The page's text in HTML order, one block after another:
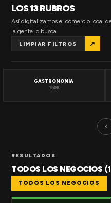
LOS 13 RUBROS
Así digitalizamos el comercio local
la gente lo busca.
LIMPIAR FILTROS ↗
GASTRONOMIA
1508
‹
RESULTADOS
TODOS LOS NEGOCIOS
TODOS LOS NEGOCIOS